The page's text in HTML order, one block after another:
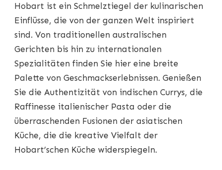
Hobart ist ein Schmelztiegel der kulinarischen
Einflüsse, die von der ganzen Welt inspiriert
sind. Von traditionellen australischen
Gerichten bis hin zu internationalen
Spezialitäten finden Sie hier eine breite
Palette von Geschmackserlebnissen. Genießen
Sie die Authentizität von indischen Currys, die
Raffinesse italienischer Pasta oder die
überraschenden Fusionen der asiatischen
Küche, die die kreative Vielfalt der
Hobart’schen Küche widerspiegeln.